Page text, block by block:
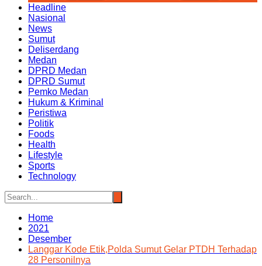
Headline
Nasional
News
Sumut
Deliserdang
Medan
DPRD Medan
DPRD Sumut
Pemko Medan
Hukum & Kriminal
Peristiwa
Politik
Foods
Health
Lifestyle
Sports
Technology
Home
2021
Desember
Langgar Kode Etik,Polda Sumut Gelar PTDH Terhadap
28 Personilnya